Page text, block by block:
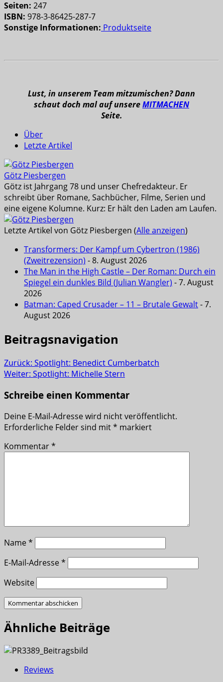
Seiten: 247
ISBN: 978-3-86425-287-7
Sonstige Informationen: Produktseite
Lust, in unserem Team mitzumischen? Dann
schaut doch mal auf unsereMITMACHEN
Seite.
Über
Letzte Artikel
Götz Piesbergen
Götz ist Jahrgang 78 und unser Chefredakteur. Er
schreibt über Romane, Sachbücher, Filme, Serien und
eine eigene Kolumne. Kurz: Er hält den Laden am Laufen.
Letzte Artikel von Götz Piesbergen (Alle anzeigen)
Transformers: Der Kampf um Cybertron (1986)
(Zweitrezension) - 8. August 2026
The Man in the High Castle – Der Roman: Durch ein
Spiegel ein dunkles Bild (Julian Wangler) - 7. August
2026
Batman: Caped Crusader – 11 – Brutale Gewalt- 7.
August 2026
Beitragsnavigation
Zurück: Spotlight: Benedict Cumberbatch
Weiter: Spotlight: Michelle Stern
Schreibe einen Kommentar
Deine E-Mail-Adresse wird nicht veröffentlicht.
Erforderliche Felder sind mit* markiert
Kommentar*
Name*
E-Mail-Adresse*
Website
Ähnliche Beiträge
Reviews